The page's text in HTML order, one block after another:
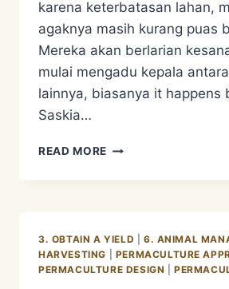
karena keterbatasan lahan,
agaknya masih kurang puas
Mereka akan berlarian
mulai mengadu kepala
lainnya, biasanya it happens
Saskia…
READ MORE MERAWAT
FREE
ETAWA
3. OBTAIN A YIELD 6. ANIMAL
HARVESTING
PERMACULTURE
PERMACULTURE DESIGN |